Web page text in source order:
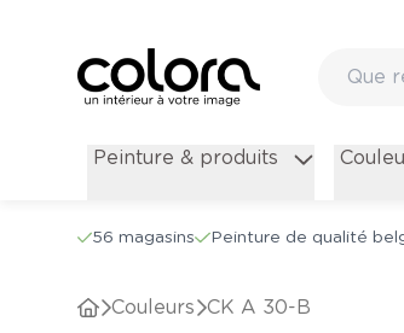
Peinture & produits
56 magasins Peinture de qualité
Couleurs CK A 30-B